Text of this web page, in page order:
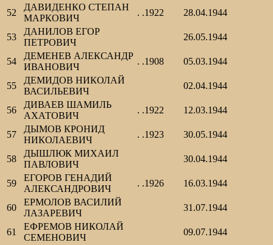
52
ДАВИДЕНКО СТЕПАН
МАРКОВИЧ
. .1922 28.04.1944
53
ДАНИЛОВ ЕГОР
ПЕТРОВИЧ
26.05.1944
54
ДЕМЕНЕВ АЛЕКСАНДР
ИВАНОВИЧ
. .1908 05.03.1944
55
ДЕМИДОВ НИКОЛАЙ
ВАСИЛЬЕВИЧ
02.04.1944
56
ДИВАЕВ ШАМИЛЬ
АХАТОВИЧ
. .1922 12.03.1944
57
ДЫМОВ КРОНИД
НИКОЛАЕВИЧ
. .1923 30.05.1944
58
ДЫШЛЮК МИХАИЛ
ПАВЛОВИЧ
30.04.1944
59
ЕГОРОВ ГЕНАДИЙ
АЛЕКСАНДРОВИЧ
. .1926 16.03.1944
60
ЕРМОЛОВ ВАСИЛИЙ
ЛАЗАРЕВИЧ
31.07.1944
61
ЕФРЕМОВ НИКОЛАЙ
СЕМЕНОВИЧ
09.07.1944